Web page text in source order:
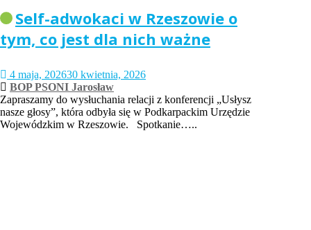
Self-adwokaci w Rzeszowie o
tym, co jest dla nich ważne
4 maja, 202630 kwietnia, 2026
BOP PSONI Jarosław
Zapraszamy do wysłuchania relacji z konferencji „Usłysz
nasze głosy”, która odbyła się w Podkarpackim Urzędzie
Wojewódzkim w Rzeszowie. Spotkanie…..